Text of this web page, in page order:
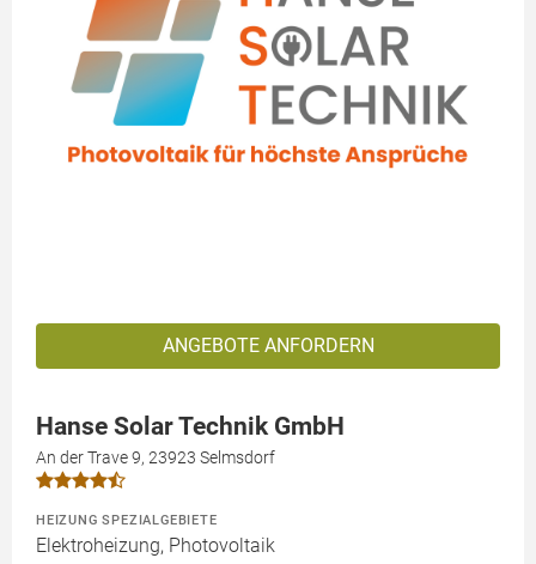
ANGEBOTE ANFORDERN
Hanse Solar Technik GmbH
An der Trave 9, 23923 Selmsdorf
HEIZUNG SPEZIALGEBIETE
Elektroheizung, Photovoltaik